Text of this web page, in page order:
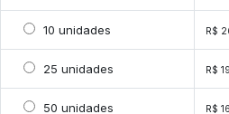
Selecionar 10 unidades
10 unidades R$
Selecionar 25 unidades
25 unidades R$
Selecionar 50 unidades
50 unidades R$